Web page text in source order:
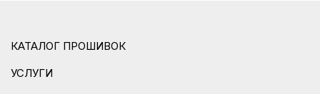
КАТАЛОГ ПРОШИВОК
УСЛУГИ